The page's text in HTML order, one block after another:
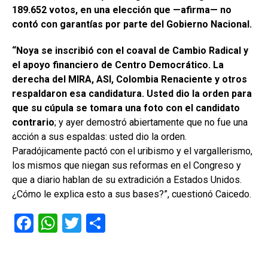
189.652 votos, en una elección que —afirma— no
contó con garantías por parte del Gobierno Nacional.
“Noya se inscribió con el coaval de Cambio Radical y
el apoyo financiero de Centro Democrático. La
derecha del MIRA, ASI, Colombia Renaciente y otros
respaldaron esa candidatura. Usted dio la orden para
que su cúpula se tomara una foto con el candidato
contrario; y ayer demostró abiertamente que no fue una
acción a sus espaldas: usted dio la orden.
Paradójicamente pactó con el uribismo y el vargallerismo,
los mismos que niegan sus reformas en el Congreso y
que a diario hablan de su extradición a Estados Unidos.
¿Cómo le explica esto a sus bases?”, cuestionó Caicedo.
F
W T